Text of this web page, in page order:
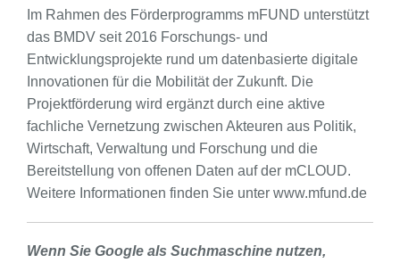
Im Rahmen des Förderprogramms mFUND unterstützt
das BMDV seit 2016 Forschungs- und
Entwicklungsprojekte rund um datenbasierte digitale
Innovationen für die Mobilität der Zukunft. Die
Projektförderung wird ergänzt durch eine aktive
fachliche Vernetzung zwischen Akteuren aus Politik,
Wirtschaft, Verwaltung und Forschung und die
Bereitstellung von offenen Daten auf der mCLOUD.
Weitere Informationen finden Sie unter www.mfund.de
Wenn Sie Google als Suchmaschine nutzen,